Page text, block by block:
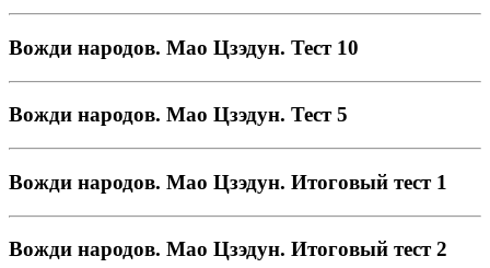
Вожди народов. Мао Цзэдун. Тест 10
Вожди народов. Мао Цзэдун. Тест 5
Вожди народов. Мао Цзэдун. Итоговый тест 1
Вожди народов. Мао Цзэдун. Итоговый тест 2